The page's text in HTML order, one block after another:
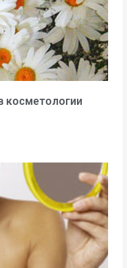
косметологии